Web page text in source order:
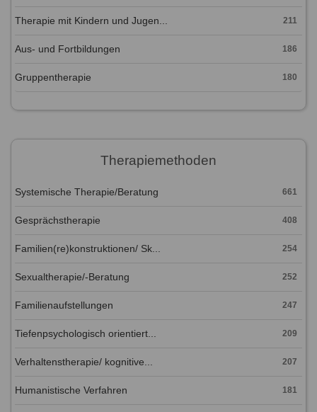
Therapie mit Kindern und Jugen... 211
Aus- und Fortbildungen 186
Gruppentherapie 180
Therapiemethoden
Systemische Therapie/Beratung 661
Gesprächstherapie 408
Familien(re)konstruktionen/ Sk... 254
Sexualtherapie/-Beratung 252
Familienaufstellungen 247
Tiefenpsychologisch orientiert... 209
Verhaltenstherapie/ kognitive... 207
Humanistische Verfahren 181